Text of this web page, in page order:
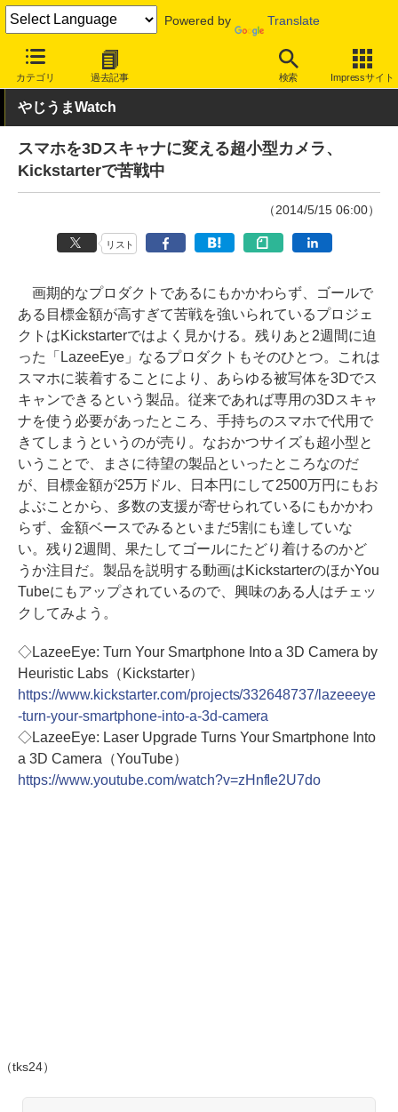
Powered by Translate
カテゴリ 過去記事 検索 Impressサイト
INTERNET Watch トピック
やじうまWatch
スマホを3Dスキャナに変える超小型カメラ、
Kickstarterで苦戦中
（2014/5/15 06:00）
リスト
画期的なプロダクトであるにもかかわらず、ゴールで
ある目標金額が高すぎて苦戦を強いられているプロジェ
クトはKickstarterではよく見かける。残りあと2週間に迫
った「LazeeEye」なるプロダクトもそのひとつ。これは
スマホに装着することにより、あらゆる被写体を3Dでス
キャンできるという製品。従来であれば専用の3Dスキャ
ナを使う必要があったところ、手持ちのスマホで代用で
きてしまうというのが売り。なおかつサイズも超小型と
いうことで、まさに待望の製品といったところなのだ
が、目標金額が25万ドル、日本円にして2500万円にもお
よぶことから、多数の支援が寄せられているにもかかわ
らず、金額ベースでみるといまだ5割にも達していな
い。残り2週間、果たしてゴールにたどり着けるのかど
うか注目だ。製品を説明する動画はKickstarterのほかYou
Tubeにもアップされているので、興味のある人はチェッ
クしてみよう。
◇LazeeEye: Turn Your Smartphone Into a 3D Camera by
Heuristic Labs（Kickstarter）
https://www.kickstarter.com/projects/332648737/lazeeeye
-turn-your-smartphone-into-a-3d-camera
◇LazeeEye: Laser Upgrade Turns Your Smartphone Into
a 3D Camera（YouTube）
https://www.youtube.com/watch?v=zHnfIe2U7do
（tks24）